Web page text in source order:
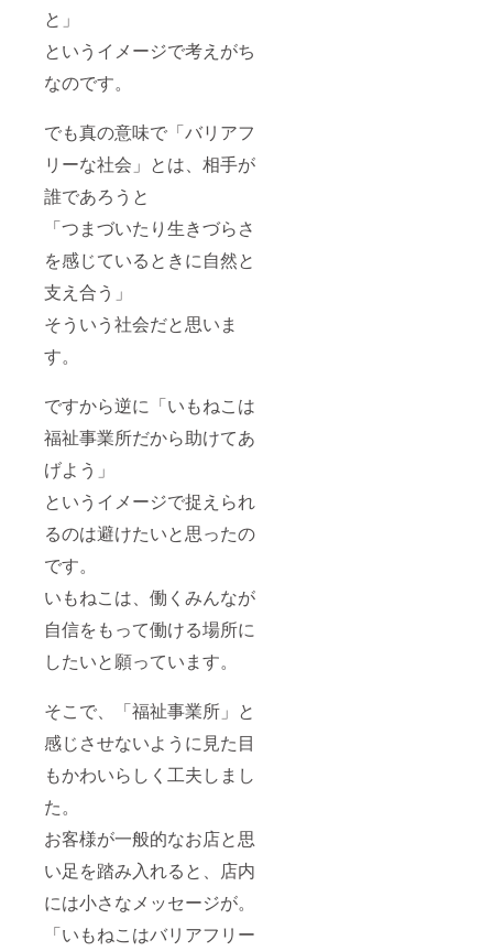
と」
というイメージで考えがち
なのです。
でも真の意味で「バリアフ
リーな社会」とは、相手が
誰であろうと
「つまづいたり生きづらさ
を感じているときに自然と
支え合う」
そういう社会だと思いま
す。
ですから逆に「いもねこは
福祉事業所だから助けてあ
げよう」
というイメージで捉えられ
るのは避けたいと思ったの
です。
いもねこは、働くみんなが
自信をもって働ける場所に
したいと願っています。
そこで、「福祉事業所」と
感じさせないように見た目
もかわいらしく工夫しまし
た。
お客様が一般的なお店と思
い足を踏み入れると、店内
には小さなメッセージが。
「いもねこはバリアフリー